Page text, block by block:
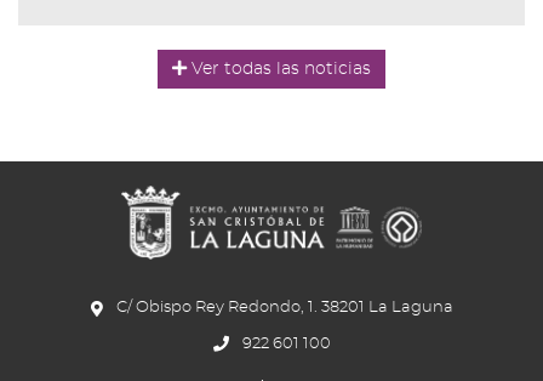
Ver todas las noticias
C/ Obispo Rey Redondo, 1. 38201 La Laguna
922 601 100